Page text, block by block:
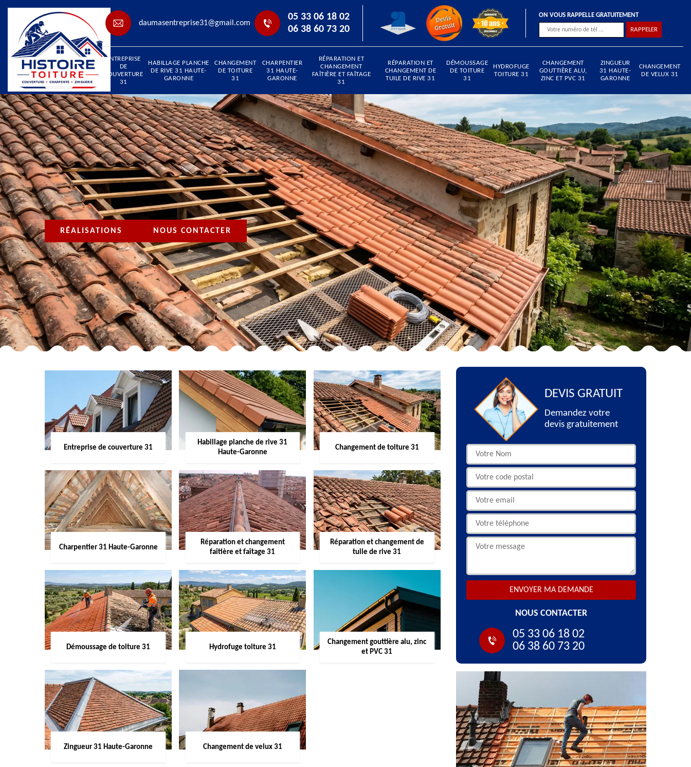
daumasentreprise31@gmail.com
05 33 06 18 02
06 38 60 73 20
ON VOUS RAPPELLE GRATUITEMENT
ENTREPRISE
DE
COUVERTURE
31
HABILLAGE PLANCHE
DE RIVE 31 HAUTE-
GARONNE
CHANGEMENT
DE TOITURE
31
CHARPENTIER
31 HAUTE-
GARONNE
RÉPARATION ET
CHANGEMENT
FAÎTIÈRE ET FAÎTAGE
31
RÉPARATION ET
CHANGEMENT DE
TUILE DE RIVE 31
DÉMOUSSAGE
DE TOITURE
31
HYDROFUGE
TOITURE 31
CHANGEMENT
GOUTTIÈRE ALU,
ZINC ET PVC 31
ZINGUEUR
31 HAUTE-
GARONNE
CHANGEMENT
DE VELUX 31
RÉALISATIONS NOUS CONTACTER
Entreprise de couverture 31
Habillage planche de rive 31
Haute-Garonne
Changement de toiture 31
Charpentier 31 Haute-Garonne
Réparation et changement
faîtière et faîtage 31
Réparation et changement de
tuile de rive 31
Démoussage de toiture 31 Hydrofuge toiture 31
Changement gouttière alu, zinc
et PVC 31
Zingueur 31 Haute-Garonne Changement de velux 31
DEVIS GRATUIT
Demandez votre
devis gratuitement
NOUS CONTACTER
05 33 06 18 02
06 38 60 73 20